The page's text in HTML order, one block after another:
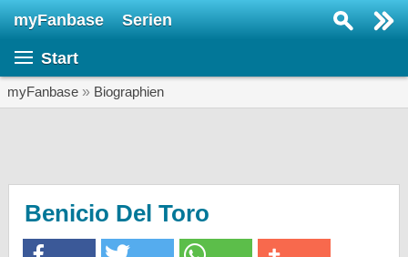
myFanbase Serien
Start
myFanbase » Biographien
Benicio Del Toro
Veranstaltungen